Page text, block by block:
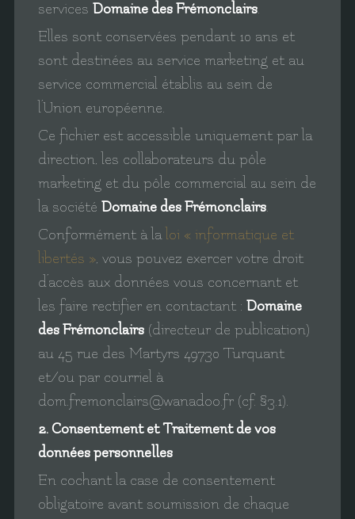
services Domaine des Frémonclairs.
Elles sont conservées pendant 10 ans et
sont destinées au service marketing et au
service commercial établis au sein de
l’Union européenne.
Ce fichier est accessible uniquement par la
direction, les collaborateurs du pôle
marketing et du pôle commercial au sein de
la société Domaine des Frémonclairs.
Conformément à la loi « informatique et
libertés », vous pouvez exercer votre droit
d’accès aux données vous concernant et
les faire rectifier en contactant : Domaine
des Frémonclairs(directeur de publication)
au 45 rue des Martyrs 49730 Turquant
et/ou par courriel à
dom.fremonclairs@wanadoo.fr (cf. §3.1).
2. Consentement et Traitement de vos
données personnelles
En cochant la case de consentement
obligatoire avant soumission de chaque